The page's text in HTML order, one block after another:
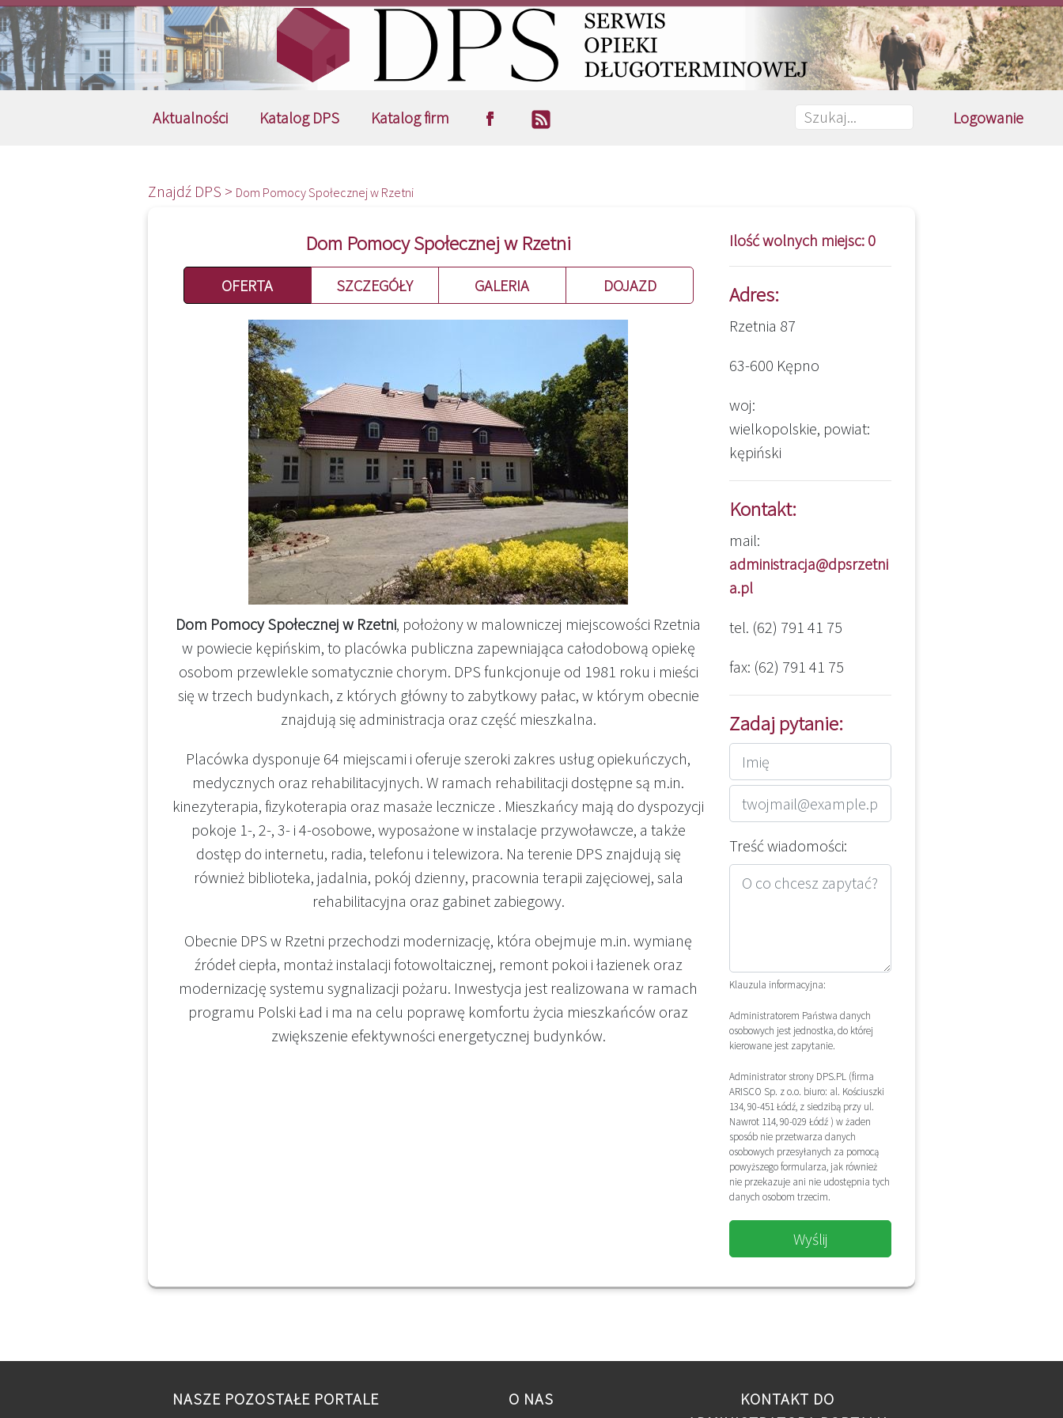
Aktualności Katalog DPS Katalog firm Logowanie
Znajdź DPS > Dom Pomocy Społecznej w Rzetni
Dom Pomocy Społecznej w Rzetni
OFERTA SZCZEGÓŁY GALERIA DOJAZD
Dom Pomocy Społecznej w Rzetni, położony w malowniczej miejscowości Rzetnia
w powiecie kępińskim, to placówka publiczna zapewniająca całodobową opiekę
osobom przewlekle somatycznie chorym. DPS funkcjonuje od 1981 roku i mieści
się w trzech budynkach, z których główny to zabytkowy pałac, w którym obecnie
znajdują się administracja oraz część mieszkalna.
Placówka dysponuje 64 miejscami i oferuje szeroki zakres usług opiekuńczych,
medycznych oraz rehabilitacyjnych. W ramach rehabilitacji dostępne są m.in.
kinezyterapia, fizykoterapia oraz masaże lecznicze . Mieszkańcy mają do dyspozycji
pokoje 1-, 2-, 3- i 4-osobowe, wyposażone w instalacje przywoławcze, a także
dostęp do internetu, radia, telefonu i telewizora. Na terenie DPS znajdują się
również biblioteka, jadalnia, pokój dzienny, pracownia terapii zajęciowej, sala
rehabilitacyjna oraz gabinet zabiegowy.
Obecnie DPS w Rzetni przechodzi modernizację, która obejmuje m.in. wymianę
źródeł ciepła, montaż instalacji fotowoltaicznej, remont pokoi i łazienek oraz
modernizację systemu sygnalizacji pożaru. Inwestycja jest realizowana w ramach
programu Polski Ład i ma na celu poprawę komfortu życia mieszkańców oraz
zwiększenie efektywności energetycznej budynków.
Ilość wolnych miejsc: 0
Adres:
Rzetnia 87
63-600 Kępno
woj:
wielkopolskie, powiat:
kępiński
Kontakt:
mail:
administracja@dpsrzetni
a.pl
tel. (62) 791 41 75
fax: (62) 791 41 75
Zadaj pytanie:
Treść wiadomości:
Klauzula informacyjna:
Administratorem Państwa danych
osobowych jest jednostka, do której
kierowane jest zapytanie.
Administrator strony DPS.PL (firma
ARISCO Sp. z o.o. biuro: al. Kościuszki
134, 90-451 Łódź, z siedzibą przy ul.
Nawrot 114, 90-029 Łódź ) w żaden
sposób nie przetwarza danych
osobowych przesyłanych za pomocą
powyższego formularza, jak również
nie przekazuje ani nie udostępnia tych
danych osobom trzecim.
Wyślij
NASZE POZOSTAŁE PORTALE O NAS
KONTAKT DO